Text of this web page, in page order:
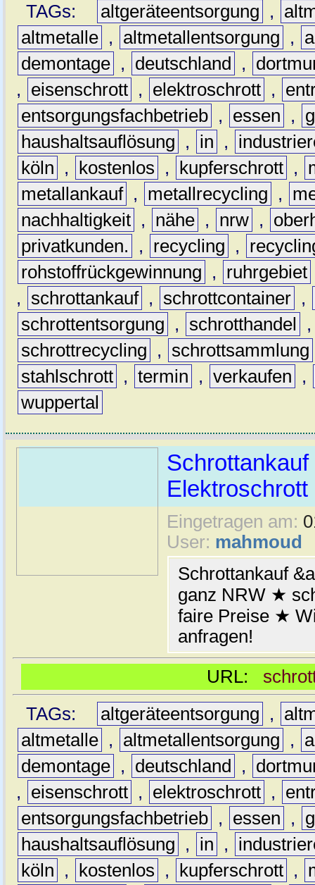
TAGs:
altgeräteentsorgung ,
altmetalle , altmetallentsorgung ,
demontage , deutschland ,
,
eisenschrott , elektroschrott ,
entsorgungsfachbetrieb , essen ,
haushaltsauflösung
, in ,
köln
, kostenlos , kupferschrott ,
metallankauf , metallrecycling ,
nachhaltigkeit , nähe , nrw ,
privatkunden.
, recycling ,
rohstoffrückgewinnung
, ruhrgebiet
,
schrottankauf , schrottcontainer ,
schrottentsorgung
, schrotthandel
schrottrecycling
, schrottsammlung
stahlschrott , termin , verkaufen
,
wuppertal
Schrottankauf
Elektroschrott
Eingetragen am:
User: mahmoud
Schrottankauf
ganz NRW ★
faire Preise ★
anfragen!
URL:
TAGs:
altgeräteentsorgung ,
altmetalle , altmetallentsorgung ,
demontage , deutschland ,
,
eisenschrott , elektroschrott ,
entsorgungsfachbetrieb , essen ,
haushaltsauflösung
, in ,
köln
, kostenlos , kupferschrott ,